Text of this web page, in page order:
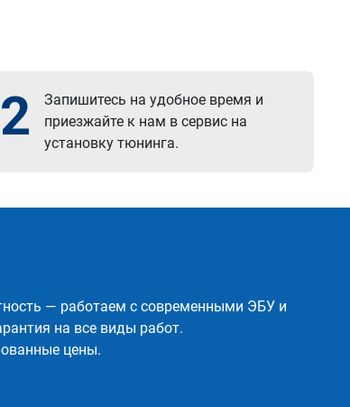
2
Запишитесь на удобное время и
приезжайте к нам в сервис на
установку тюнинга.
— работаем с современными ЭБУ и
на все виды работ.
цены.